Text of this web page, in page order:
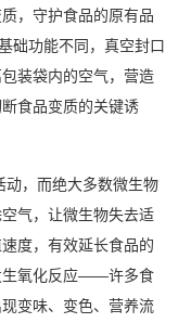
，守护食品的原有品
础功能不同，真空封口
装袋内的空气，营造
食品变质的关键诱
动，而绝大多数微生物
气，让微生物失去适
度，有效延长食品的
生氧化反应——许多食
变味、变色、营养流